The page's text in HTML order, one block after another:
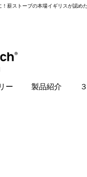
！薪ストーブの本場イギリスが認
ー 製品紹介